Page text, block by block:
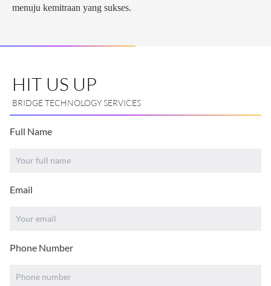
menuju kemitraan yang sukses.
Full Name
Email
Phone Number
HIT US UP
BRIDGE TECHNOLOGY SERVICES